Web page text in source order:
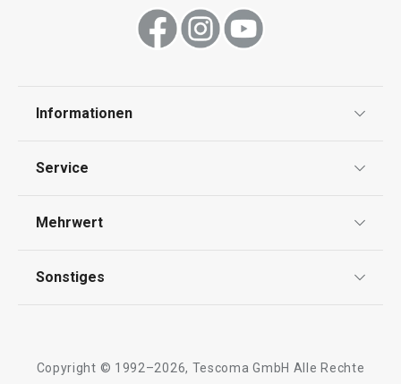
Informationen
Impressum
Service
Kontaktformular
Mehrwert
Qualität
Sonstiges
Copyright © 1992–2026, Tescoma GmbH Alle Rechte